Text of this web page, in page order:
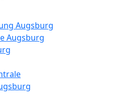
Augsburg
Augsburg